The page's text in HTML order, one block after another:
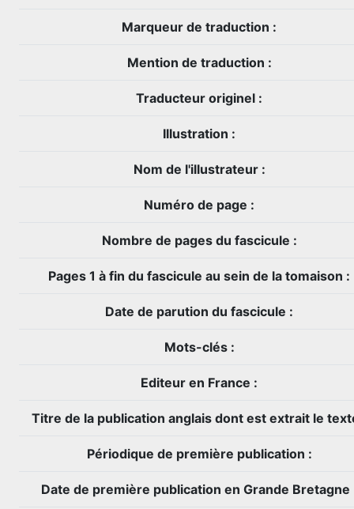
Marqueur de traduction :
Mention de traduction :
Traducteur originel :
Illustration :
Nom de l'illustrateur :
Numéro de page :
Nombre de pages du fascicule :
Pages 1 à fin du fascicule au sein de la tomaison :
Date de parution du fascicule :
Mots-clés :
Editeur en France :
Titre de la publication anglais dont est extrait le
Périodique de première publication :
Date de première publication en Grande Bretagne